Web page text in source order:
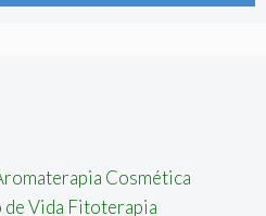
Cosmética
Vida Fitoterapia